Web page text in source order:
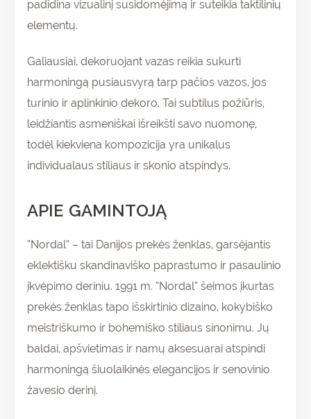
padidina vizualinį susidomėjimą ir suteikia taktilinių
elementų.
Galiausiai, dekoruojant vazas reikia sukurti
harmoningą pusiausvyrą tarp pačios vazos, jos
turinio ir aplinkinio dekoro. Tai subtilus požiūris,
leidžiantis asmeniškai išreikšti savo nuomonę,
todėl kiekviena kompozicija yra unikalus
individualaus stiliaus ir skonio atspindys.
APIE GAMINTOJĄ
“Nordal” – tai Danijos prekės ženklas, garsėjantis
eklektišku skandinaviško paprastumo ir pasaulinio
įkvėpimo deriniu. 1991 m. “Nordal” šeimos įkurtas
prekės ženklas tapo išskirtinio dizaino, kokybiško
meistriškumo ir bohemiško stiliaus sinonimu. Jų
baldai, apšvietimas ir namų aksesuarai atspindi
harmoningą šiuolaikinės elegancijos ir senovinio
žavesio derinį.